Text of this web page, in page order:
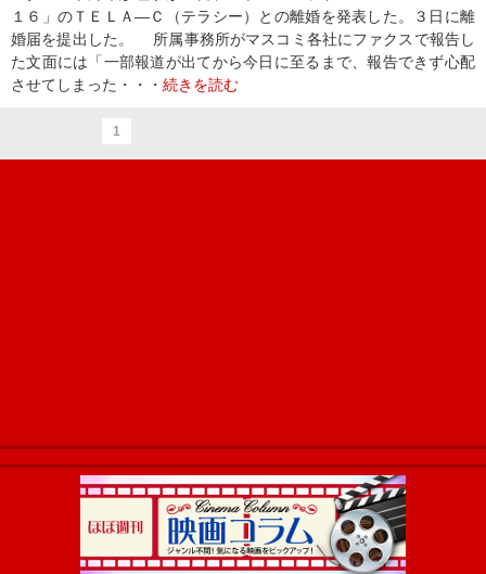
１６」のＴＥＬＡ―Ｃ（テラシー）との離婚を発表した。３日に離
婚届を提出した。 所属事務所がマスコミ各社にファクスで報告し
た文面には「一部報道が出てから今日に至るまで、報告できず心配
させてしまった・・・ 続きを読む
1